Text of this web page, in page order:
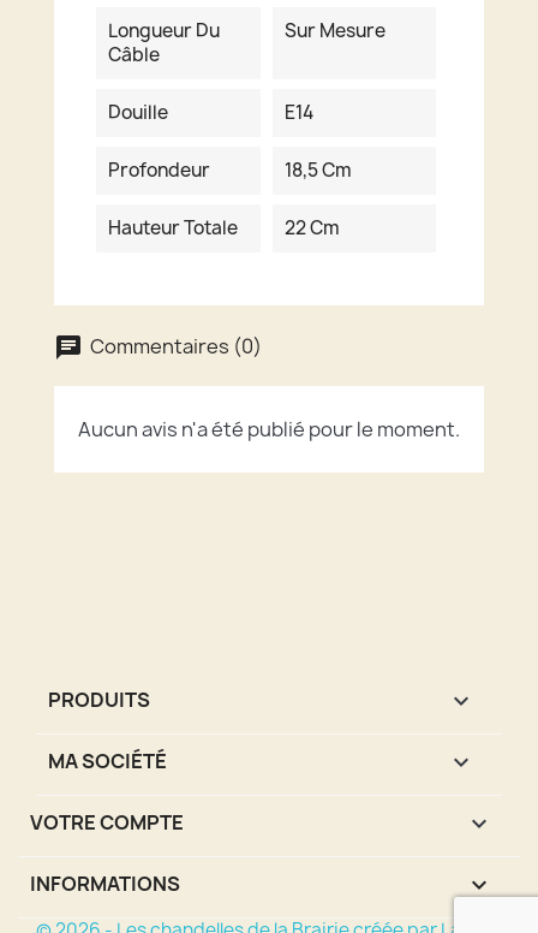
Longueur Du
Câble
Sur Mesure
Douille E14
Profondeur 18,5 Cm
Hauteur Totale 22 Cm
Commentaires (0)
Aucun avis n'a été publié pour le moment.
PRODUITS 
MA SOCIÉTÉ 
VOTRE COMPTE 
INFORMATIONS keyboard_arrow_down